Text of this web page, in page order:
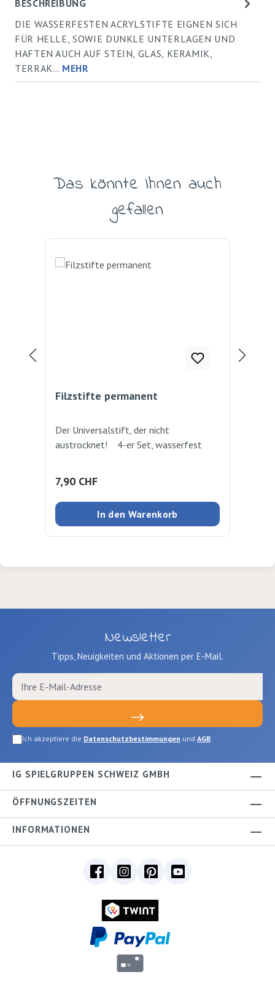
BESCHREIBUNG
DIE WASSERFESTEN ACRYLSTIFTE EIGNEN SICH
FÜR HELLE, SOWIE DUNKLE UNTERLAGEN UND
HAFTEN AUCH AUF STEIN, GLAS, KERAMIK,
TERRAK… MEHR
Produktgalerie überspringen
Das könnte Ihnen auch
gefallen
Filzstifte permanent
Der Universalstift, der nicht
austrocknet! 4-er Set, wasserfest
Regulärer Preis:
7,90 CHF
In den Warenkorb
Newsletter
Tipps, Neuigkeiten und Aktionen per E-Mail.
Ich akzeptiere die Datenschutzbestimmungen und AGB.
IG SPIELGRUPPEN SCHWEIZ GMBH
ÖFFNUNGSZEITEN
INFORMATIONEN